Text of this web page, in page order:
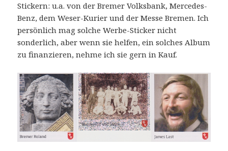
Stickern: u.a. von der Bremer Volksbank, Mercedes-
Benz, dem Weser-Kurier und der Messe Bremen. Ich
persönlich mag solche Werbe-Sticker nicht
sonderlich, aber wenn sie helfen, ein solches Album
zu finanzieren, nehme ich sie gern in Kauf.